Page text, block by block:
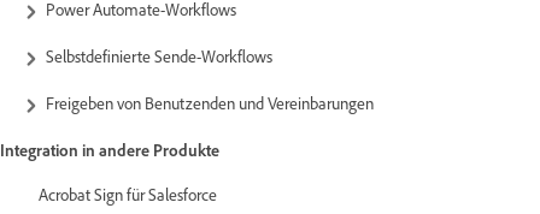
Power Automate-Workflows
Selbstdefinierte Sende-Workflows
Freigeben von Benutzenden und Vereinbarungen
Integration in andere Produkte
Acrobat Sign für Salesforce